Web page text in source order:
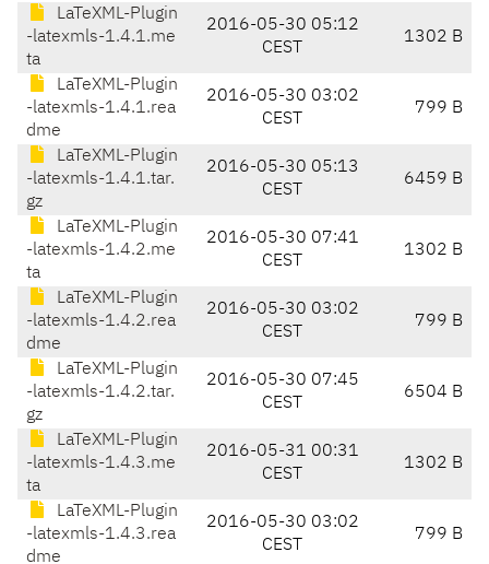
LaTeXML-Plugin
-latexmls-1.4.1.me
ta
2016-05-30 05:12
CEST
1302 B
LaTeXML-Plugin
-latexmls-1.4.1.rea
dme
2016-05-30 03:02
CEST
799 B
LaTeXML-Plugin
-latexmls-1.4.1.tar.
gz
2016-05-30 05:13
CEST
6459 B
LaTeXML-Plugin
-latexmls-1.4.2.me
ta
2016-05-30 07:41
CEST
1302 B
LaTeXML-Plugin
-latexmls-1.4.2.rea
dme
2016-05-30 03:02
CEST
799 B
LaTeXML-Plugin
-latexmls-1.4.2.tar.
gz
2016-05-30 07:45
CEST
6504 B
LaTeXML-Plugin
-latexmls-1.4.3.me
ta
2016-05-31 00:31
CEST
1302 B
LaTeXML-Plugin
-latexmls-1.4.3.rea
dme
2016-05-30 03:02
CEST
799 B